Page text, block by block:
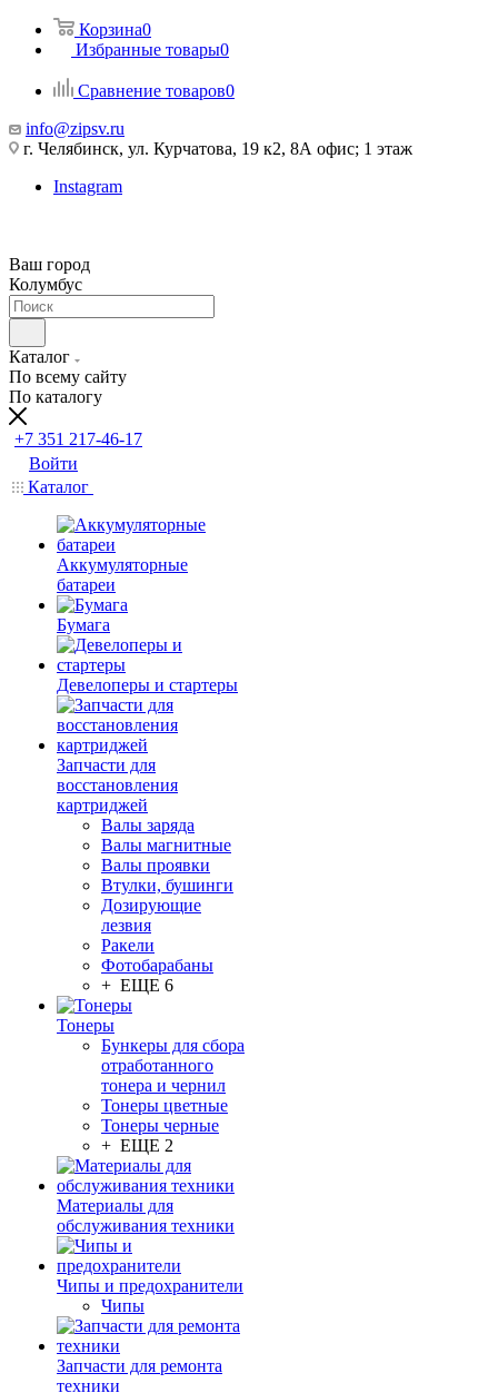
Корзина0
Избранные товары0
Сравнение товаров0
info@zipsv.ru
г. Челябинск, ул. Курчатова, 19 к2, 8А офис; 1 этаж
Instagram
Ваш город
Колумбус
Каталог
По всему сайту
По каталогу
+7 351 217-46-17
Войти
Каталог
Аккумуляторные
батареи
Бумага
Девелоперы и стартеры
Запчасти для
восстановления
картриджей
Валы заряда
Валы магнитные
Валы проявки
Втулки, бушинги
Дозирующие
лезвия
Ракели
Фотобарабаны
+ ЕЩЕ 6
Тонеры
Бункеры для сбора
отработанного
тонера и чернил
Тонеры цветные
Тонеры черные
+ ЕЩЕ 2
Материалы для
обслуживания техники
Чипы и предохранители
Чипы
Запчасти для ремонта
техники